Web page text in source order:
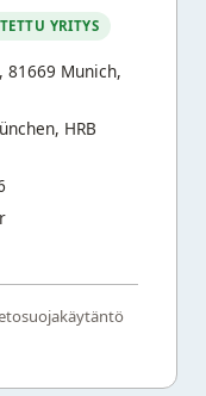
YRITYS
81669 Munich,
HRB